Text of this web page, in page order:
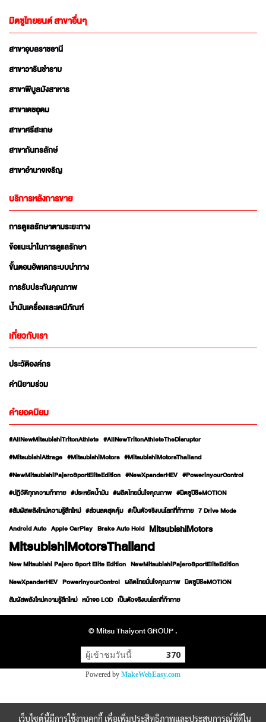
มิตซูไทยยนต์ สาขาอื่นๆ
สาขาอุบลราชธานี
สาขาวารินชำราบ
สาขาพิบูลมังสาหาร
สาขาเดชอุดม
สาขาศรีสะเกษ
สาขากันทรลักษ์
สาขาอำนาจเจริญ
บริการหลังการขาย
การดูแลรักษาตามระยะทาง
ข้อแนะนำในการดูแลรักษา
ขั้นตอนอัพเดทระบบนำทาง
การรับประกันคุณภาพ
น้ำมันเครื่องและเคมีภัณฑ์
เกี่ยวกับเรา
ประวัติองค์กร
ค่านิยามร่วม
คำยอดนิยม
#AllNewMitsubishiTritonAthlete #AllNewTritonAthleteTheDisruptor
#MitsubishiAttrage #MitsubishiMotors #MitsubishiMotorsThailand
#NewMitsubishiPajeroSportEliteEdition #NewXpanderHEV #PowerinyourControl
#ปฏิวัติทุกความท้าทาย #ประหยัดน้ำมัน #ผลิตไทยมั่นใจคุณภาพ #มิตซูบิชิeMOTION
#สัมผัสพลังใหม่ความรู้สึกใหม่ #ส่วนลดสุดคุ้ม #เป็นตัวจริงบนโลกที่ท้าทาย 7 Drive Mode
Android Auto Apple CarPlay Brake Auto Hold MitsubishiMotors
MitsubishiMotorsThailand
New Mitsubishi Pajero Sport Elite Edition NewMitsubishiPajeroSportEliteEdition
NewXpanderHEV PowerinyourControl ผลิตไทยมั่นใจคุณภาพ มิตซูบิชิeMOTION
สัมผัสพลังใหม่ความรู้สึกใหม่ หน้าจอ LCD เป็นตัวจริงบนโลกที่ท้าทาย
© Mitsu Thaiyont GROUP .
ผู้เข้าชมวันนี้ 370
Powered by MakeWebEasy.com
เว็บไซต์นี้มีการใช้งานคุกกี้ เพื่อเพิ่มประสิทธิภาพและประสบการณ์ที่ดีใน